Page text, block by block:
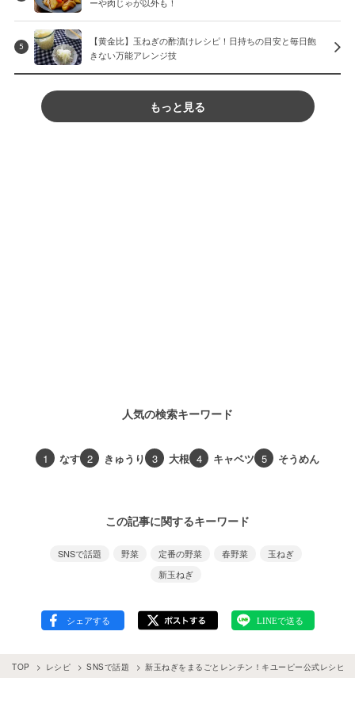
5
【黄金比】玉ねぎの酢漬けレシピ！日持ちの目安と毎日飽
きない万能アレンジ技
もっと見る
人気の検索キーワード
1 なす 2 きゅうり 3 大根 4 キャベツ 5 そうめん
この記事に関するキーワード
SNSで話題 野菜 定番の野菜 春野菜
玉ねぎ
新玉ねぎ
TOP レシピ SNSで話題 新玉ねぎをまるごとレンチン！キユーピー公式レシピ